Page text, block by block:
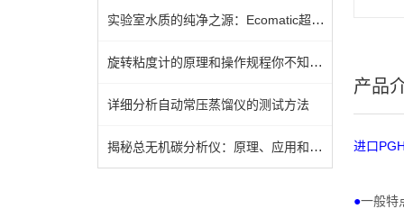
实验室水质的纯净之源：Ecomatic超纯水器的技术原理与运维全解
旋转粘度计的原理和操作规程你不知道吗？
详细分析自动常压蒸馏仪的测试方法
揭秘总无机碳分析仪：原理、应用和未来发展
产品
进口
●一般特